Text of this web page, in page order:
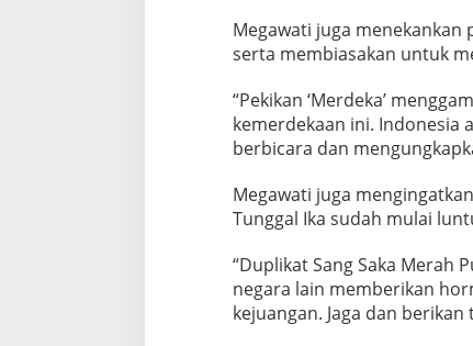
Megawati juga menekankan
serta membiasakan untuk
“Pekikan ‘Merdeka’
kemerdekaan ini. Indonesia
berbicara dan
Megawati juga
Tunggal Ika sudah mulai
“Duplikat Sang Saka Merah
negara lain memberikan
kejuangan. Jaga dan